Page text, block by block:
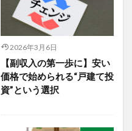
2026年3月6日
【副収入の第一歩に】安い
価格で始められる“戸建て投
資”という選択